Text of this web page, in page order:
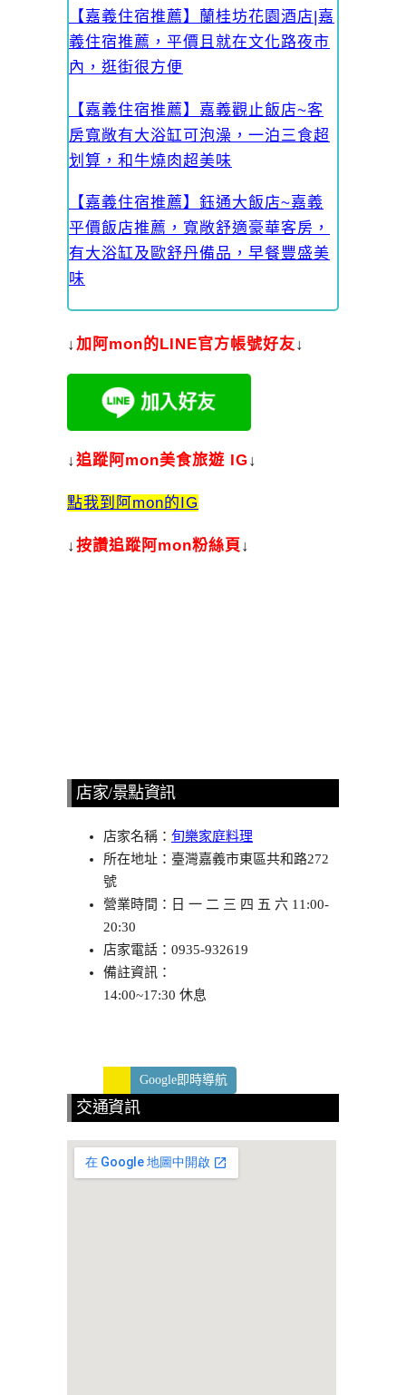
【嘉義住宿推薦】蘭桂坊花園酒店|嘉
義住宿推薦，平價且就在文化路夜市
內，逛街很方便
【嘉義住宿推薦】嘉義觀止飯店~客
房寬敞有大浴缸可泡澡，一泊三食超
划算，和牛燒肉超美味
【嘉義住宿推薦】鈺通大飯店~嘉義
平價飯店推薦，寬敞舒適豪華客房，
有大浴缸及歐舒丹備品，早餐豐盛美
味
↓加 阿mon的LINE官方帳號好友↓
↓追蹤阿mon美食旅遊 IG↓
點我到阿mon的IG
↓按讚追蹤阿mon粉絲頁 ↓
店家/景點資訊
店家名稱： 旬樂家庭料理
所在地址：臺灣嘉義市東區共和路272
號
營業時間：日 一 二 三 四 五 六 11:00-
20:30
店家電話：0935-932619
備註資訊：
14:00~17:30 休息
Google即時導航
交通資訊